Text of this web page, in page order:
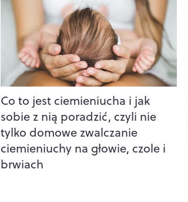
Co to jest ciemieniucha i jak
sobie z nią poradzić, czyli nie
tylko domowe zwalczanie
ciemieniuchy na głowie, czole i
brwiach